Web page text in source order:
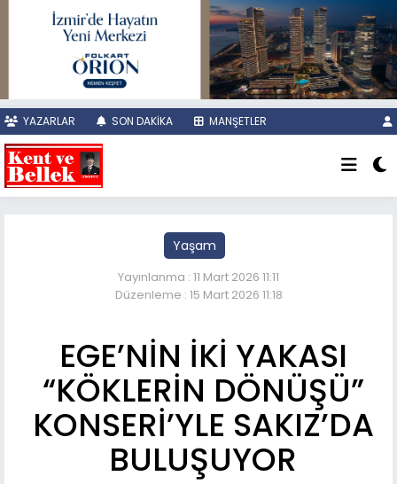
YAZARLAR SON DAKİKA MANŞETLER
Yaşam
Yayınlanma : 11 Mart 2026 11:11
Düzenleme : 15 Mart 2026 11:18
EGE’NİN İKİ YAKASI
“KÖKLERİN DÖNÜŞÜ”
KONSERİ’YLE SAKIZ’DA
BULUŞUYOR